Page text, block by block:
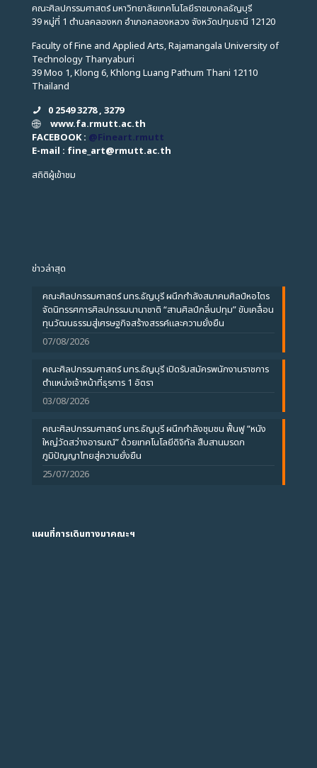
คณะศิลปกรรมศาสตร์ มหาวิทยาลัยเทคโนโลยีราชมงคลธัญบุรี
39 หมู่ที่ 1 ตำบลคลองหก อำเภอคลองหลวง จังหวัดปทุมธานี 12120
Faculty of Fine and Applied Arts, Rajamangala University of
Technology Thanyaburi
39 Moo 1, Klong 6, Khlong Luang Pathum Thani 12110
Thailand
0 2549 3278 , 3279
www.fa.rmutt.ac.th
FACEBOOK : @Fineart.rmutt
E-mail : fine_art@rmutt.ac.th
สถิติผู้เข้าชม
ข่าวล่าสุด
คณะศิลปกรรมศาสตร์ มทร.ธัญบุรี ผนึกกำลังสมาคมศิลป์หอไตร
จัดนิทรรศการศิลปกรรมนานาชาติ “สานศิลป์กลิ่นปทุม” ขับเคลื่อน
ทุนวัฒนธรรมสู่เศรษฐกิจสร้างสรรค์และความยั่งยืน
07/08/2026
คณะศิลปกรรมศาสตร์ มทร.ธัญบุรี เปิดรับสมัครพนักงานราชการ
ตำแหน่งเจ้าหน้าที่ธุรการ 1 อัตรา
03/08/2026
คณะศิลปกรรมศาสตร์ มทร.ธัญบุรี ผนึกกำลังชุมชน ฟื้นฟู “หนัง
ใหญ่วัดสว่างอารมณ์” ด้วยเทคโนโลยีดิจิทัล สืบสานมรดก
ภูมิปัญญาไทยสู่ความยั่งยืน
25/07/2026
แผนที่การเดินทางมาคณะฯ